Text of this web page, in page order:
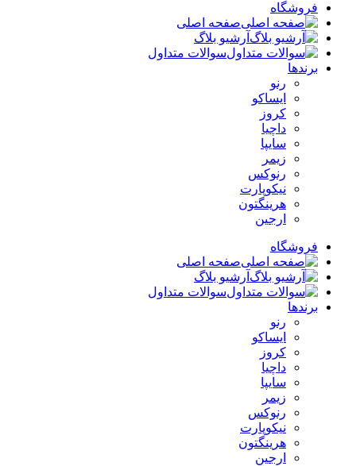
فروشگاه
صفحه اصلی
آرشیو بلاگ
سوالات متداول
برندها
رنو
ایساکو
کروز
داچیا
سایپا
زیمر
رنوکس
نیکوپارت
هرینگتون
ارجین
فروشگاه
صفحه اصلی
آرشیو بلاگ
سوالات متداول
برندها
رنو
ایساکو
کروز
داچیا
سایپا
زیمر
رنوکس
نیکوپارت
هرینگتون
ارجین